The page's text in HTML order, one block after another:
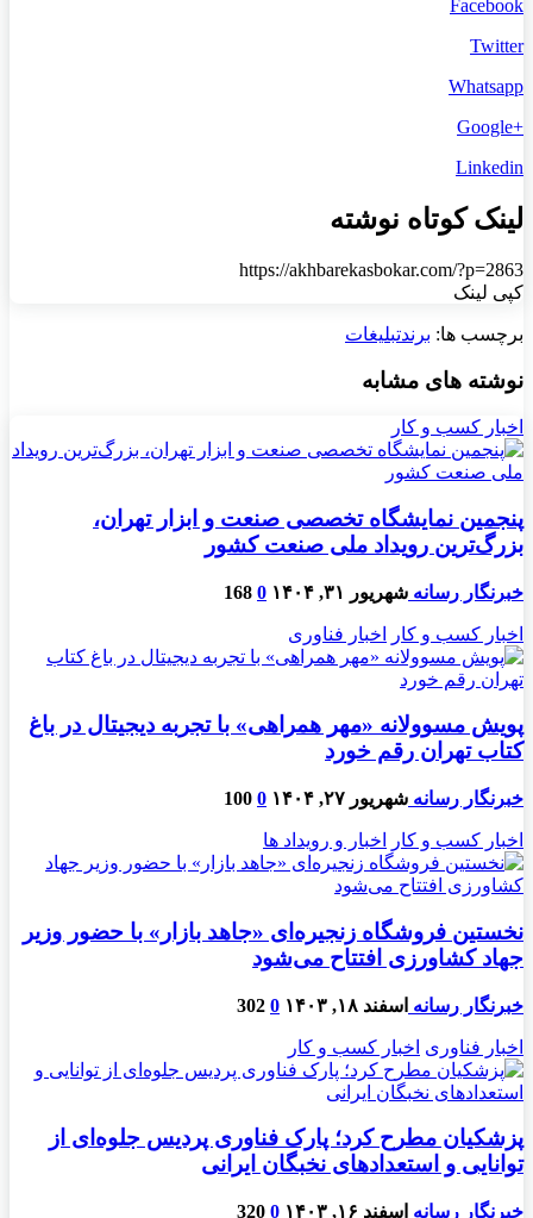
Facebook
Twitter
Whatsapp
+Google
Linkedin
لینک کوتاه نوشته
https://akhbarekasbokar.com/?p=2863
کپی لینک
برچسب ها: برندتبلیغات
نوشته های مشابه
اخبار کسب و کار
پنجمین نمایشگاه تخصصی صنعت و ابزار تهران،
بزرگ‌ترین رویداد ملی صنعت کشور
خبرنگار رسانه شهریور ۳۱, ۱۴۰۴ 0
168
اخبار کسب و کار اخبار فناوری
پویش مسوولانه «مهر همراهی» با تجربه دیجیتال در باغ
کتاب تهران رقم خورد
خبرنگار رسانه شهریور ۲۷, ۱۴۰۴ 0
100
اخبار کسب و کار اخبار و رویداد ها
نخستین فروشگاه زنجیره‌ای «جاهد بازار» با حضور وزیر
جهاد کشاورزی افتتاح می‌شود
خبرنگار رسانه اسفند ۱۸, ۱۴۰۳ 0
302
اخبار فناوری اخبار کسب و کار
پزشکیان مطرح کرد؛ پارک فناوری پردیس جلوه‌ای از
توانایی و استعدادهای نخبگان ایرانی
خبرنگار رسانه اسفند ۱۶, ۱۴۰۳ 0
320